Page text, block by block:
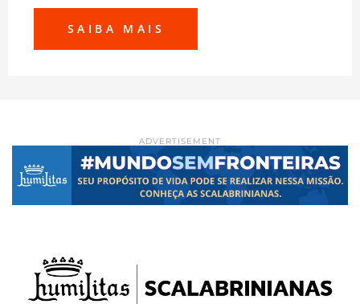
SAIBA MAIS
ADVERTISEMENT